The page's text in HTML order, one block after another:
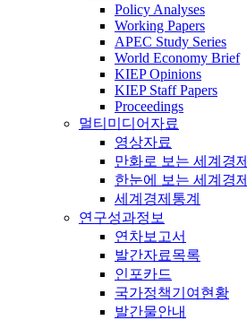
Policy Analyses
Working Papers
APEC Study Series
World Economy Brief
KIEP Opinions
KIEP Staff Papers
Proceedings
멀티미디어자료
영상자료
만화로 보는 세계경제
한눈에 보는 세계경제
세계경제통계
연구성과정보
연차보고서
발간자료목록
인포카드
국가정책기여현황
발간물안내